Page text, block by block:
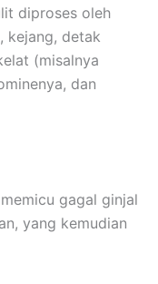
diproses oleh
kejang, detak
(misalnya
dan
gagal ginjal
yang kemudian